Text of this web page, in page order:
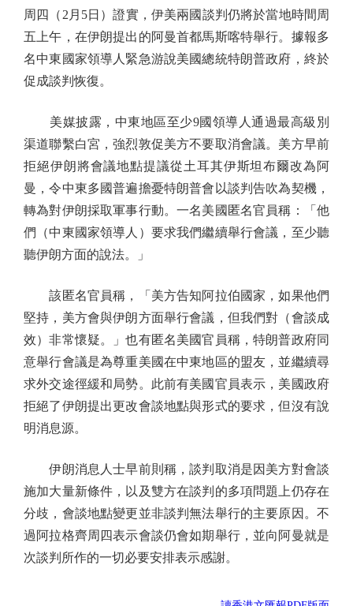
周四（2月5日）證實，伊美兩國談判仍將於當地時間周
五上午，在伊朗提出的阿曼首都馬斯喀特舉行。據報多
名中東國家領導人緊急游說美國總統特朗普政府，終於
促成談判恢復。
美媒披露，中東地區至少9國領導人通過最高級別
渠道聯繫白宮，強烈敦促美方不要取消會議。美方早前
拒絕伊朗將會議地點提議從土耳其伊斯坦布爾改為阿
曼，令中東多國普遍擔憂特朗普會以談判告吹為契機，
轉為對伊朗採取軍事行動。一名美國匿名官員稱：「他
們（中東國家領導人）要求我們繼續舉行會議，至少聽
聽伊朗方面的說法。」
該匿名官員稱，「美方告知阿拉伯國家，如果他們
堅持，美方會與伊朗方面舉行會議，但我們對（會談成
效）非常懷疑。」也有匿名美國官員稱，特朗普政府同
意舉行會議是為尊重美國在中東地區的盟友，並繼續尋
求外交途徑緩和局勢。此前有美國官員表示，美國政府
拒絕了伊朗提出更改會談地點與形式的要求，但沒有說
明消息源。
伊朗消息人士早前則稱，談判取消是因美方對會談
施加大量新條件，以及雙方在談判的多項問題上仍存在
分歧，會談地點變更並非談判無法舉行的主要原因。不
過阿拉格齊周四表示會談仍會如期舉行，並向阿曼就是
次談判所作的一切必要安排表示感謝。